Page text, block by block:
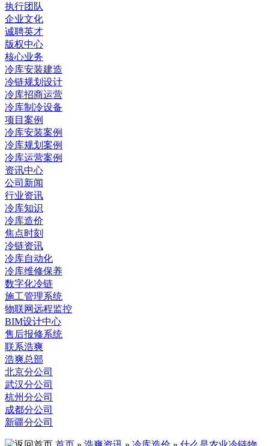
执行团队
企业文化
诚聘英才
版权中心
核心业务
冷库安装建造
冷链规划设计
冷库招商运营
冷库制冷设备
项目案例
冷库安装案例
冷库规划案例
冷库运营案例
资讯中心
公司新闻
行业资讯
冷库知识
冷库造价
焦点时刻
冷链资讯
冷库自动化
冷库维修保养
数字化冷链
施工管理系统
物联网远程监控
BIM设计中心
售后报修系统
联系浩爽
浩爽总部
北京分公司
武汉分公司
杭州分公司
成都分公司
新疆分公司